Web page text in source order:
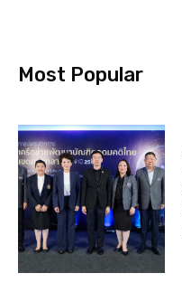
Most Popular